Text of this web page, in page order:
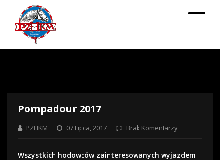
Pompadour 2017
PZHKM 07 Lipca, 2017 Brak Komentarzy
Wszystkich hodowców zainteresowanych wyjazdem